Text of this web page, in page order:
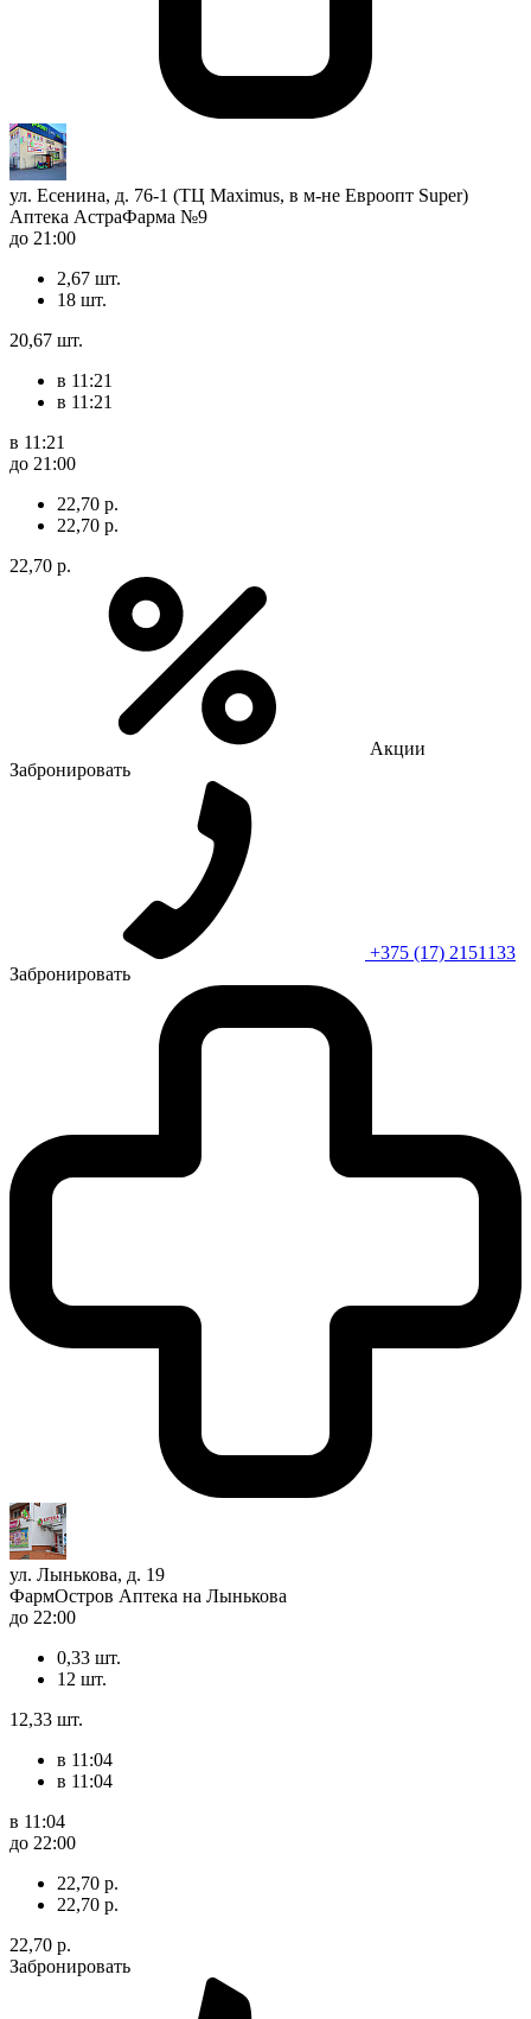
ул. Есенина, д. 76-1 (ТЦ Maximus, в м-не Евроопт Super)
Аптека АстраФарма №9
до 21:00
2,67 шт.
18 шт.
20,67 шт.
в 11:21
в 11:21
в 11:21
до 21:00
22,70 р.
22,70 р.
22,70 р.
Акции
Забронировать
+375 (17) 2151133
Забронировать
ул. Лынькова, д. 19
ФармОстров Аптека на Лынькова
до 22:00
0,33 шт.
12 шт.
12,33 шт.
в 11:04
в 11:04
в 11:04
до 22:00
22,70 р.
22,70 р.
22,70 р.
Забронировать